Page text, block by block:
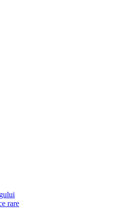
rare